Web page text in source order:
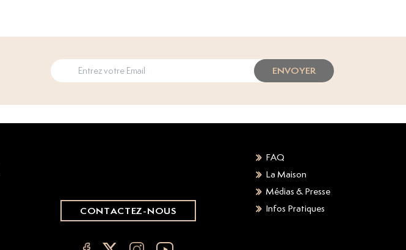
ENVOYER
CONTACTEZ-NOUS
FAQ
La Maison
Médias & Presse
Infos Pratiques